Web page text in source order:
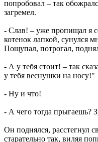
попробовал – так
загремел.
- Слав! – уже пропищал я
котенок лапкой, сунулся
Пощупал, потрогал,
- А у тебя стоит! – так
у тебя веснушки на носу!"
- Ну и что!
- А чего тогда прыгаешь?
Он поднялся, расстегнул
старательно так, виляя